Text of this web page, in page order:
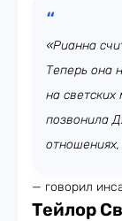
«Рианна
Теперь она
на
позвонила
отношениях,
— говорил
Тейлор